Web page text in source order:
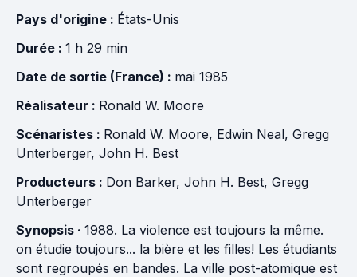
Pays d'origine : États-Unis
Durée : 1 h 29 min
Date de sortie (France) : mai 1985
Réalisateur : Ronald W. Moore
Scénaristes : Ronald W. Moore, Edwin Neal, Gregg
Unterberger, John H. Best
Producteurs : Don Barker, John H. Best, Gregg
Unterberger
Synopsis · 1988. La violence est toujours la même.
on étudie toujours... la bière et les filles! Les étudiants
sont regroupés en bandes. La ville post-atomique est